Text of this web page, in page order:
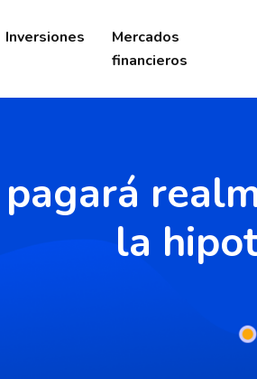
Inversiones
Mercados
financieros
pagará
la